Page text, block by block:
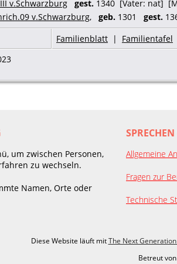
v.Schwarzburg gest. 1340 [Vater: nat]
v.Schwarzburg, geb. 1301 gest.
Familienblatt | Familientafel
um zwischen Personen,
zu wechseln.
Namen, Orte oder
Allgemeine
Fragen zur
Technische
Diese Website läuft mitThe Next
Betreut von